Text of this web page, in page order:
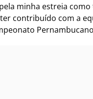
minha estreia
contribuído com a